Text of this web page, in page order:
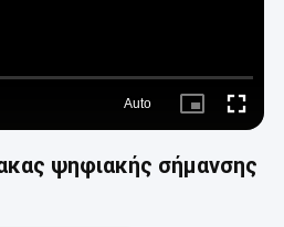
Auto
Picture- Fullscreen
ψηφιακής σήμανσης